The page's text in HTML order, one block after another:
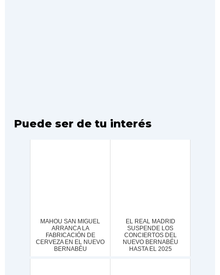
Puede ser de tu interés
MAHOU SAN MIGUEL
ARRANCA LA
FABRICACIÓN DE
CERVEZA EN EL NUEVO
BERNABÉU
EL REAL MADRID
SUSPENDE LOS
CONCIERTOS DEL
NUEVO BERNABÉU
HASTA EL 2025